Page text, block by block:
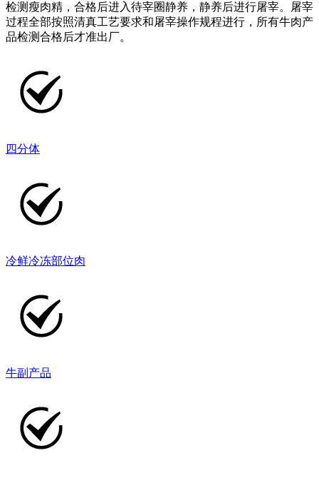
检测瘦肉精，合格后进入待宰圈静养，静养后进行屠宰。屠宰
过程全部按照清真工艺要求和屠宰操作规程进行，所有牛肉产
品检测合格后才准出厂。
四分体
冷鲜冷冻部位肉
牛副产品